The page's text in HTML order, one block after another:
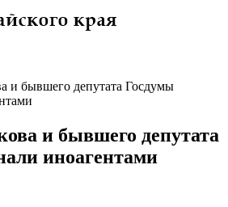
и бывшего депутата Госдумы
и бывшего депутата
иноагентами